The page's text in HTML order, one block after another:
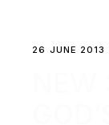
26 JUNE 2013